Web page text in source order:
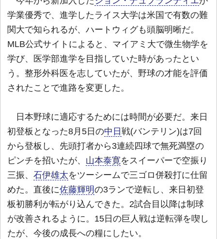
学業優秀で、進学したライス大学は米国で有数の難
関大で知られるが、ハートウィグも頭脳明晰だ。
MLB公式サイトによると、マイアミ大で微生物学を
学び、医学部進学を目指していた時があったとい
う。整形外科医を志していたが、野球の才能を評価
されたことで進路を変更した。
日本野球に適応するためには時間が必要だ。来日
初登板となった8月5日の中日 戦(バンテリン)は7回
から登板し、先頭打者から3連続四球で無死満塁の
ピンチを招いたが、 山本泰寛をスイーパーで空振り
三振、 石伊雄太をツーシームで三ゴロ併殺打に仕留
めた。直後に佐藤輝明の3ランで逆転し、来日初登
板初勝利が転がり込んできた。2試合目以降は制球
が改善されるように。15日の巨人戦は逆転弾を喫し
たが、今後の成長への糧にしたい。